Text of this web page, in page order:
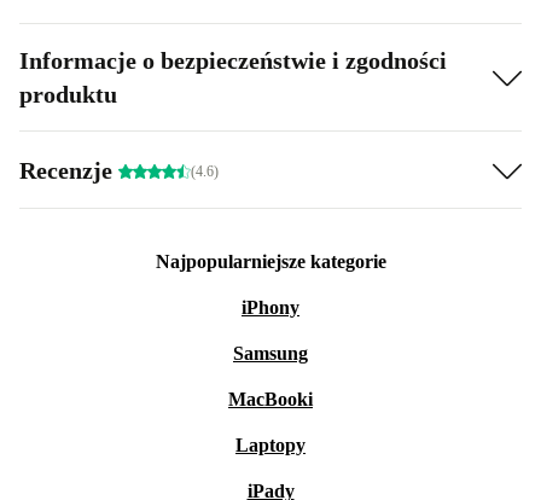
Informacje o bezpieczeństwie i zgodności
produktu
Recenzje (4.6)
Najpopularniejsze kategorie
iPhony
Samsung
MacBooki
Laptopy
iPady